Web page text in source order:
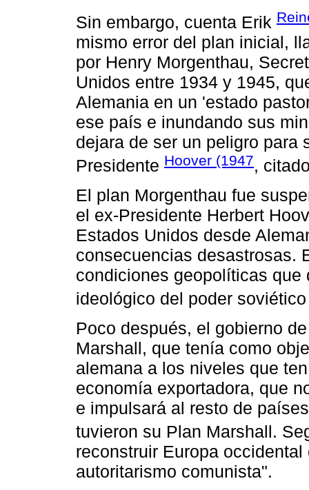
Sin embargo, cuenta Erik
mismo error del plan inicial,
por Henry Morgenthau,
Unidos entre 1934 y 1945,
Alemania en un 'estado
ese país e inundando sus
dejara de ser un peligro para
Presidente Hoover (1947,
El plan Morgenthau fue
el ex-Presidente Herbert
Estados Unidos desde
consecuencias desastrosas.
condiciones geopolíticas
ideológico del poder
Poco después, el gobierno
Marshall, que tenía como
alemana a los niveles que
economía exportadora, que
e impulsará al resto de
tuvieron su Plan Marshall.
reconstruir Europa
autoritarismo comunista".